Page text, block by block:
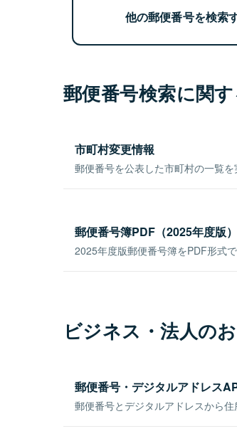
他の郵便番号を検索
郵便番号検索に関
市町村変更情報
郵便番号を公表した市町村の一覧
郵便番号簿PDF（2025年度版）
2025年度版郵便番号簿をPDF形式
ビジネス・法人の
郵便番号・デジタルアドレス
郵便番号とデジタルアドレスから住